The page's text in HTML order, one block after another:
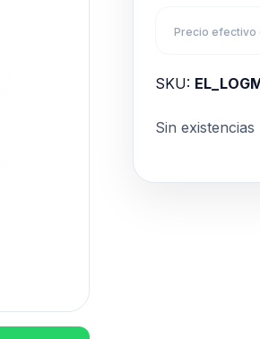
Precio efectivo
SKU:
Sin existencias